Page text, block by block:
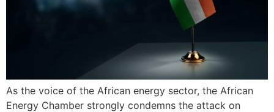
As the voice of the African energy sector, the African
Energy Chamber strongly condemns the attack on